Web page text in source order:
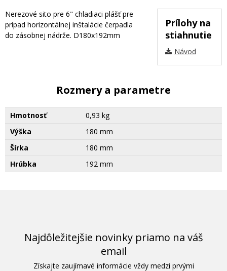
Prílohy na
stiahnutie
Návod
Nerezové sito pre 6" chladiaci plášť pre
prípad horizontálnej inštalácie čerpadla
do zásobnej nádrže. D180x192mm
Rozmery a parametre
Hmotnosť
0,93 kg
Výška
180 mm
Šírka
180 mm
Hrúbka
192 mm
Najdôležitejšie novinky priamo na váš
email
Získajte zaujímavé informácie vždy medzi prvými